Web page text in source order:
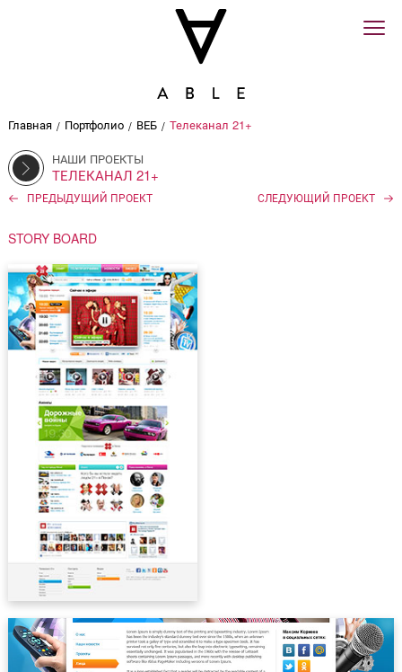
Главная / Портфолио / ВЕБ / Телеканал 21+
НАШИ ПРОЕКТЫ
ТЕЛЕКАНАЛ 21+
ПРЕДЫДУЩИЙ ПРОЕКТ СЛЕДУЮЩИЙ ПРОЕКТ
STORY BOARD